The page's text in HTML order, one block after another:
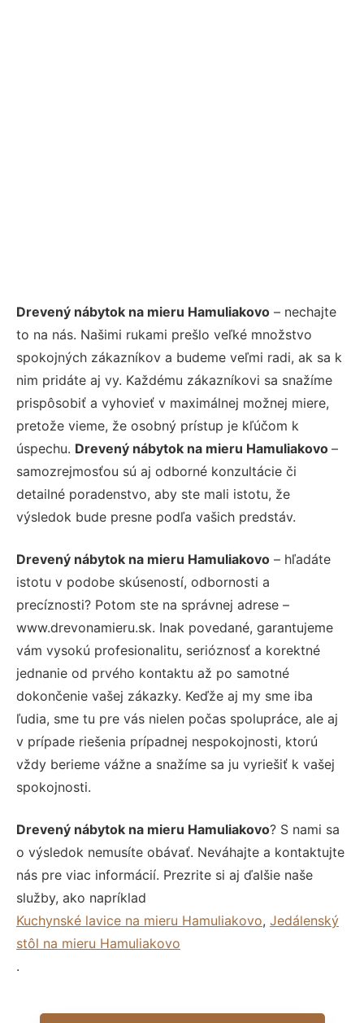
Drevený nábytok na mieru Hamuliakovo – nechajte
to na nás. Našimi rukami prešlo veľké množstvo
spokojných zákazníkov a budeme veľmi radi, ak sa k
nim pridáte aj vy. Každému zákazníkovi sa snažíme
prispôsobiť a vyhovieť v maximálnej možnej miere,
pretože vieme, že osobný prístup je kľúčom k
úspechu. Drevený nábytok na mieru Hamuliakovo –
samozrejmosťou sú aj odborné konzultácie či
detailné poradenstvo, aby ste mali istotu, že
výsledok bude presne podľa vašich predstáv.
Drevený nábytok na mieru Hamuliakovo – hľadáte
istotu v podobe skúseností, odbornosti a
precíznosti? Potom ste na správnej adrese –
www.drevonamieru.sk. Inak povedané, garantujeme
vám vysokú profesionalitu, serióznosť a korektné
jednanie od prvého kontaktu až po samotné
dokončenie vašej zákazky. Keďže aj my sme iba
ľudia, sme tu pre vás nielen počas spolupráce, ale aj
v prípade riešenia prípadnej nespokojnosti, ktorú
vždy berieme vážne a snažíme sa ju vyriešiť k vašej
spokojnosti.
Drevený nábytok na mieru Hamuliakovo? S nami sa
o výsledok nemusíte obávať. Neváhajte a kontaktujte
nás pre viac informácií. Prezrite si aj ďalšie naše
služby, ako napríklad
Kuchynské lavice na mieru Hamuliakovo, Jedálenský
stôl na mieru Hamuliakovo
.